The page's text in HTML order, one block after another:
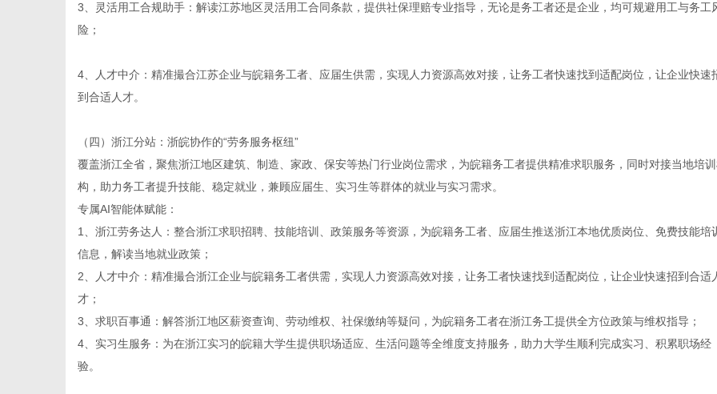
3、灵活用工合规助手：解读江苏地区灵活用工合同条款，提供社保理赔专业指导，无论是务工者还是企业，均可规避用工与务工
险；
4、人才中介：精准撮合江苏企业与皖籍务工者、应届生供需，实现人力资源高效对接，让务工者快速找到适配岗位，让企业快速
到合适人才。
（四）浙江分站：浙皖协作的“劳务服务枢纽”
覆盖浙江全省，聚焦浙江地区建筑、制造、家政、保安等热门行业岗位需求，为皖籍务工者提供精准求职服务，同时对接当地培
构，助力务工者提升技能、稳定就业，兼顾应届生、实习生等群体的就业与实习需求。
专属AI智能体赋能：
1、浙江劳务达人：整合浙江求职招聘、技能培训、政策服务等资源，为皖籍务工者、应届生推送浙江本地优质岗位、免费技能培
信息，解读当地就业政策；
2、人才中介：精准撮合浙江企业与皖籍务工者供需，实现人力资源高效对接，让务工者快速找到适配岗位，让企业快速招到合适
才；
3、求职百事通：解答浙江地区薪资查询、劳动维权、社保缴纳等疑问，为皖籍务工者在浙江务工提供全方位政策与维权指导；
4、实习生服务：为在浙江实习的皖籍大学生提供职场适应、生活问题等全维度支持服务，助力大学生顺利完成实习、积累职场经
验。